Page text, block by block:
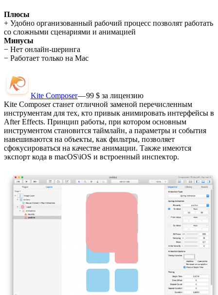
Плюсы
+ Удобно организованный рабочий процесс позволят работать
со сложными сценариями и анимацией
Минусы
− Нет онлайн-шеринга
− Работает только на Mac
Kite Composer— 99 $ за лицензию
Kite Composer станет отличной заменой перечисленным
инструментам для тех, кто привык анимировать интерфейсы в
After Effects. Принцип работы, при котором основным
инструментом становится таймлайн, а параметры и события
навешиваются на объекты, как фильтры, позволяет
сфокусироваться на качестве анимации. Также имеются
экспорт кода в macOS\iOS и встроенный инспектор.